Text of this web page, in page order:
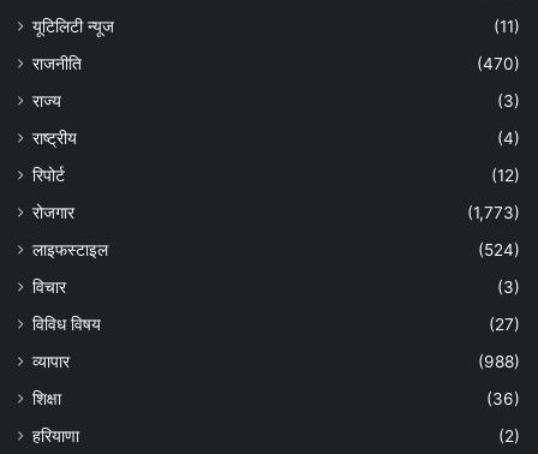
यूटिलिटी न्यूज
(11)
राजनीति
(470)
राज्य
(3)
राष्ट्रीय
(4)
रिपोर्ट
(12)
रोजगार
(1,773)
लाइफस्टाइल
(524)
विचार
(3)
विविध विषय
(27)
व्यापार
(988)
शिक्षा
(36)
हरियाणा
(2)